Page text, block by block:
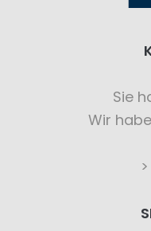
Sie
Wir